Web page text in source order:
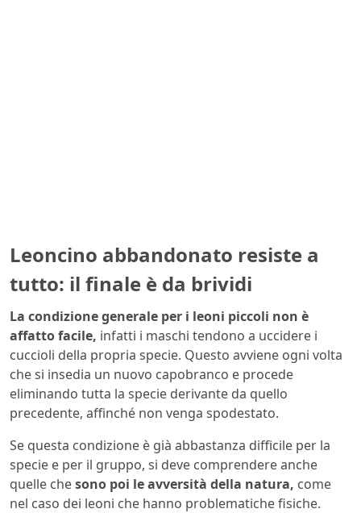
Leoncino abbandonato resiste a
tutto: il finale è da brividi
La condizione generale per i leoni piccoli non è
affatto facile, infatti i maschi tendono a uccidere i
cuccioli della propria specie. Questo avviene ogni volta
che si insedia un nuovo capobranco e procede
eliminando tutta la specie derivante da quello
precedente, affinché non venga spodestato.
Se questa condizione è già abbastanza difficile per la
specie e per il gruppo, si deve comprendere anche
quelle chesono poi le avversità della natura, come
nel caso dei leoni che hanno problematiche fisiche.